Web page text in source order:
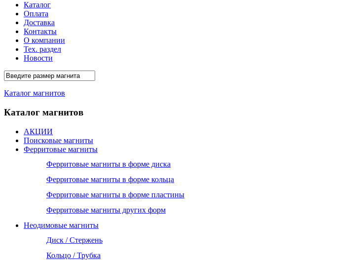
Каталог
Оплата
Доставка
Контакты
О компании
Тех. раздел
Новости
Каталог магнитов
Каталог магнитов
АКЦИИ
Поисковые магниты
Ферритовые магниты
Ферритовые магниты в форме диска
Ферритовые магниты в форме кольца
Ферритовые магниты в форме пластины
Ферритовые магниты других форм
Неодимовые магниты
Диск / Стержень
Кольцо / Трубка